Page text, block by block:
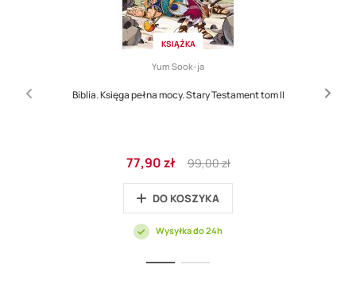
KSIĄŻKA
Yum Sook-ja
Biblia. Księga pełna mocy. Stary Testament tom II
Cena
promocyjna
77,90 zł
Regular
Price
99,00 zł
DO KOSZYKA
Wysyłka do 24h